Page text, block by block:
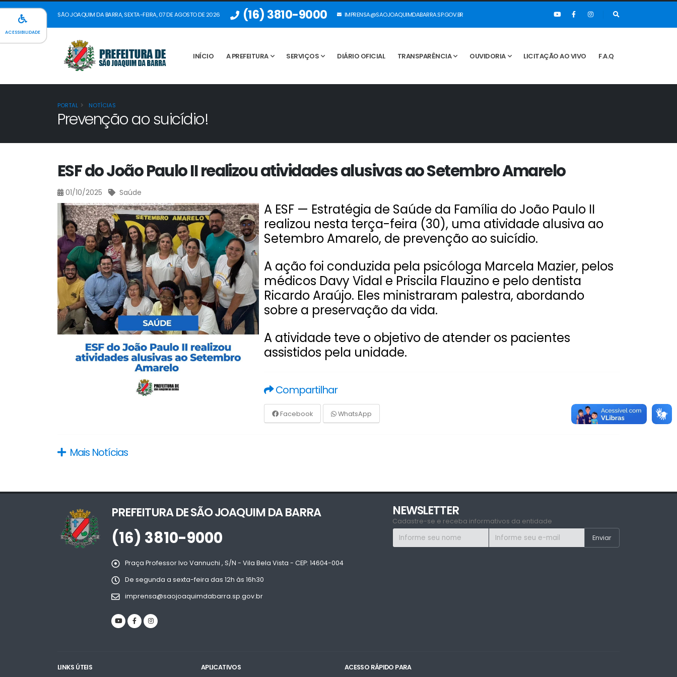
SÃO JOAQUIM DA BARRA, SEXTA-FEIRA, 07 DE AGOSTO DE 2026 (16) 3810-9000 IMPRENSA@SAOJOAQUIMDABARRA.SP.GOV.BR
INÍCIO A PREFEITURA SERVIÇOS DIÁRIO OFICIAL TRANSPARÊNCIA OUVIDORIA LICITAÇÃO AO VIVO F.A.Q
PORTAL NOTÍCIAS
Prevenção ao suicídio!
ESF do João Paulo II realizou atividades alusivas ao Setembro Amarelo
01/10/2025 Saúde
A ESF — Estratégia de Saúde da Família do João Paulo II
realizou nesta terça-feira (30), uma atividade alusiva ao
Setembro Amarelo, de prevenção ao suicídio.
A ação foi conduzida pela psicóloga Marcela Mazier, pelos
médicos Davy Vidal e Priscila Flauzino e pelo dentista
Ricardo Araújo. Eles ministraram palestra, abordando
sobre a preservação da vida.
A atividade teve o objetivo de atender os pacientes
assistidos pela unidade.
Compartilhar
Facebook WhatsApp
Mais Notícias
PREFEITURA DE SÃO JOAQUIM DA BARRA
(16) 3810-9000
Praça Professor Ivo Vannuchi , S/N - Vila Bela Vista - CEP: 14604-004
De segunda a sexta-feira das 12h às 16h30
imprensa@saojoaquimdabarra.sp.gov.br
NEWSLETTER
Cadastre-se e receba informativos da entidade
LINKS ÚTEIS APLICATIVOS ACESSO RÁPIDO PARA
ACESSIBILIDADE